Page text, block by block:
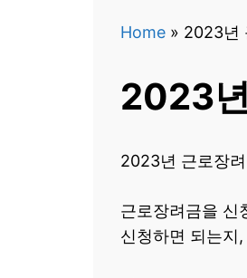
Home » 2023년
2023
2023년 근로장
근로장려금을 신
신청하면 되는지